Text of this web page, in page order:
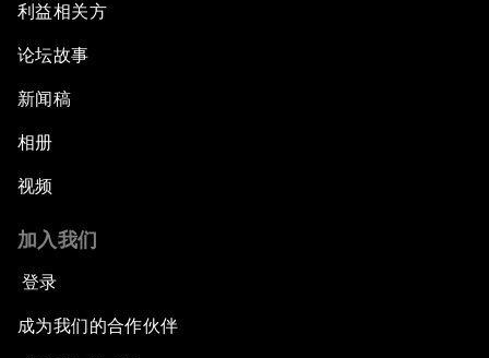
利益相关方
论坛故事
新闻稿
相册
视频
加入我们
登录
成为我们的合作伙伴